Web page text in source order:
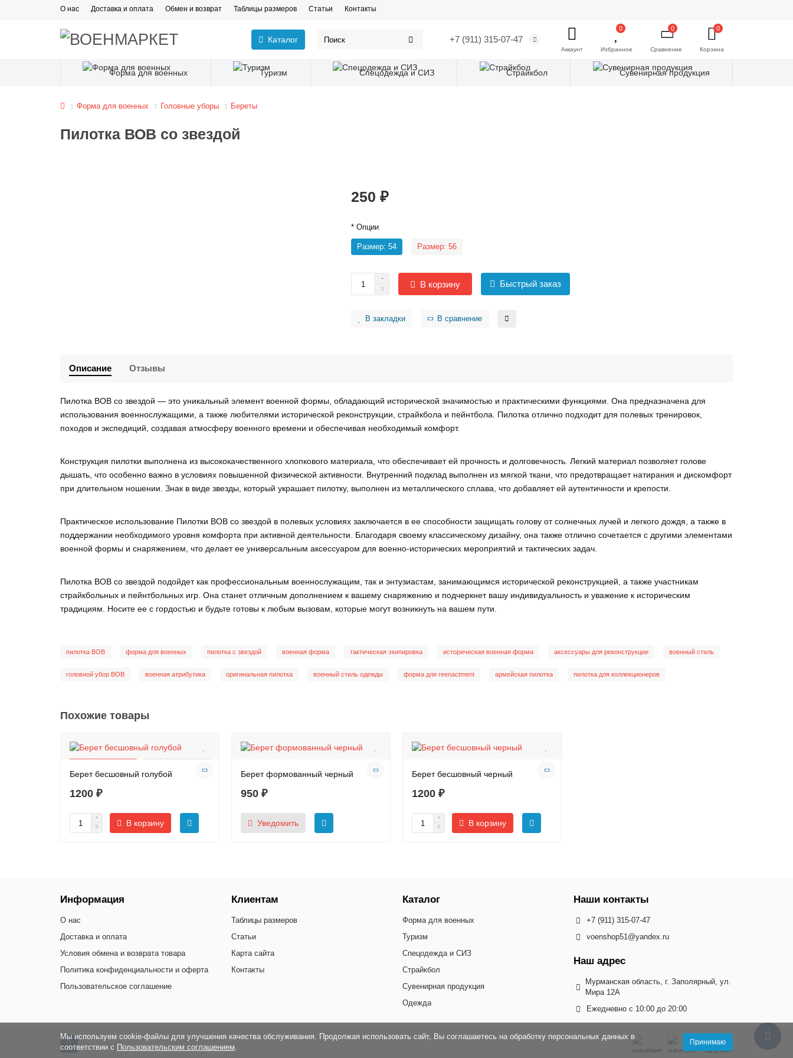
О нас Доставка и оплата Обмен и возврат Таблицы размеров Статьи Контакты
Каталог +7 (911) 315-07-47
Аккаунт
0
Избранное
0
Сравнение
0
Корзина
Форма для военных Туризм Спецодежда и СИЗ Страйкбол Сувенирная продукция
Форма для военных Головные уборы Береты
Пилотка ВОВ со звездой
250 ₽
* Опции
Размер: 54 Размер: 56
В корзину Быстрый заказ
В закладки В сравнение
Описание Отзывы
Пилотка ВОВ со звездой — это уникальный элемент военной формы, обладающий исторической значимостью и практическими функциями. Она предназначена для
использования военнослужащими, а также любителями исторической реконструкции, страйкбола и пейнтбола. Пилотка отлично подходит для полевых тренировок,
походов и экспедиций, создавая атмосферу военного времени и обеспечивая необходимый комфорт.
Конструкция пилотки выполнена из высококачественного хлопкового материала, что обеспечивает ей прочность и долговечность. Легкий материал позволяет голове
дышать, что особенно важно в условиях повышенной физической активности. Внутренний подклад выполнен из мягкой ткани, что предотвращает натирания и дискомфорт
при длительном ношении. Знак в виде звезды, который украшает пилотку, выполнен из металлического сплава, что добавляет ей аутентичности и крепости.
Практическое использование Пилотки ВОВ со звездой в полевых условиях заключается в ее способности защищать голову от солнечных лучей и легкого дождя, а также в
поддержании необходимого уровня комфорта при активной деятельности. Благодаря своему классическому дизайну, она также отлично сочетается с другими элементами
военной формы и снаряжением, что делает ее универсальным аксессуаром для военно-исторических мероприятий и тактических задач.
Пилотка ВОВ со звездой подойдет как профессиональным военнослужащим, так и энтузиастам, занимающимся исторической реконструкцией, а также участникам
страйкбольных и пейнтбольных игр. Она станет отличным дополнением к вашему снаряжению и подчеркнет вашу индивидуальность и уважение к историческим
традициям. Носите ее с гордостью и будьте готовы к любым вызовам, которые могут возникнуть на вашем пути.
пилотка ВОВ форма для военных пилотка с звездой военная форма тактическая экипировка историческая военная форма аксессуары для реконструкции военный стиль
головной убор ВОВ военная атрибутика оригинальная пилотка военный стиль одежды форма для reenactment армейская пилотка пилотка для коллекционеров
Похожие товары
Берет бесшовный голубой
1200 ₽
В корзину
Берет формованный черный
950 ₽
Уведомить
Берет бесшовный черный
1200 ₽
В корзину
Мы используем cookie-файлы для улучшения качества обслуживания. Продолжая использовать сайт, Вы соглашаетесь на обработку персональных данных в
соответствии с Пользовательским соглашением.
Принимаю
Информация
О нас
Доставка и оплата
Условия обмена и возврата товара
Политика конфиденциальности и оферта
Пользовательское соглашение
Клиентам
Таблицы размеров
Статьи
Карта сайта
Контакты
Каталог
Форма для военных
Туризм
Спецодежда и СИЗ
Страйкбол
Сувенирная продукция
Одежда
Наши контакты
+7 (911) 315-07-47
voenshop51@yandex.ru
Наш адрес
Мурманская область, г. Заполярный, ул.
Мира 12А
Ежедневно с 10:00 до 20:00